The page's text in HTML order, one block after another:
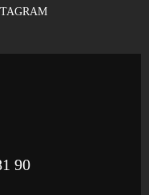
90